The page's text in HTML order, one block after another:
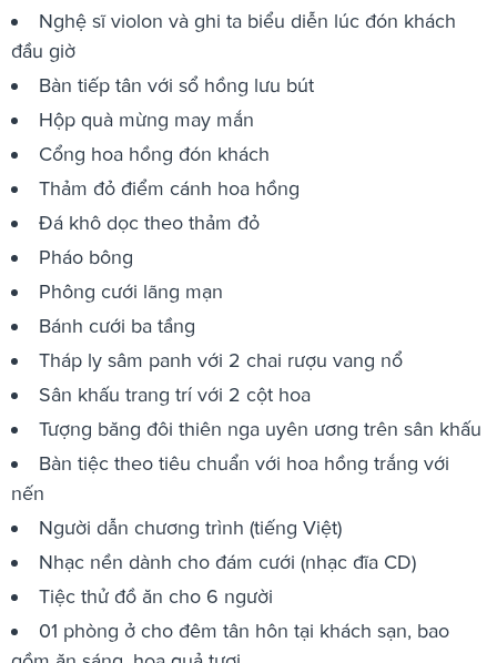
Nghệ sĩ violon và ghi ta biểu diễn lúc đón khách
đầu giờ
Bàn tiếp tân với sổ hồng lưu bút
Hộp quà mừng may mắn
Cổng hoa hồng đón khách
Thảm đỏ điểm cánh hoa hồng
Đá khô dọc theo thảm đỏ
Pháo bông
Phông cưới lãng mạn
Bánh cưới ba tầng
Tháp ly sâm panh với 2 chai rượu vang nổ
Sân khấu trang trí với 2 cột hoa
Tượng băng đôi thiên nga uyên ương trên sân khấu
Bàn tiệc theo tiêu chuẩn với hoa hồng trắng với
nến
Người dẫn chương trình (tiếng Việt)
Nhạc nền dành cho đám cưới (nhạc đĩa CD)
Tiệc thử đồ ăn cho 6 người
01 phòng ở cho đêm tân hôn tại khách sạn, bao